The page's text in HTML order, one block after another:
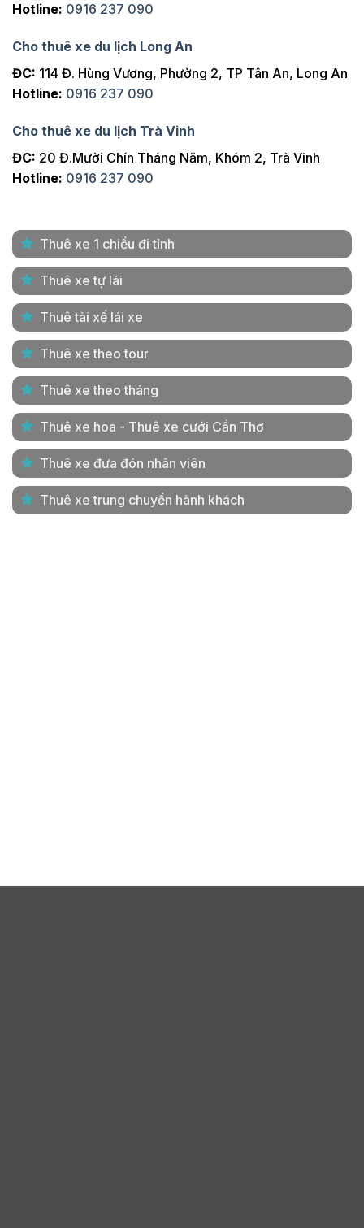
Hotline: 0916 237 090
Cho thuê xe du lịch Long An
ĐC: 114 Đ. Hùng Vương, Phường 2, TP Tân An, Long An
Hotline: 0916 237 090
Cho thuê xe du lịch Trà Vinh
ĐC: 20 Đ.Mười Chín Tháng Năm, Khóm 2, Trà Vinh
Hotline: 0916 237 090
Thuê xe 1 chiều đi tỉnh
Thuê xe tự lái
Thuê tài xế lái xe
Thuê xe theo tour
Thuê xe theo tháng
Thuê xe hoa - Thuê xe cưới Cần Thơ
Thuê xe đưa đón nhân viên
Thuê xe trung chuyển hành khách